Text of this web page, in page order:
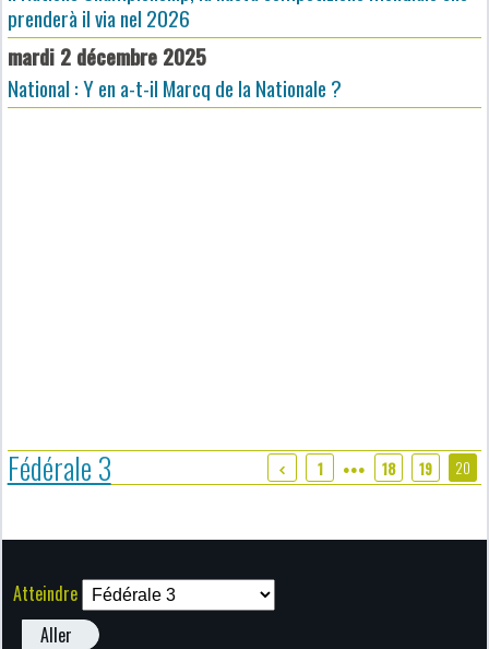
prenderà il via nel 2026
mardi 2 décembre 2025
National : Y en a-t-il Marcq de la Nationale ?
Fédérale 3 1 ●●● 18 19 20
Atteindre
Aller